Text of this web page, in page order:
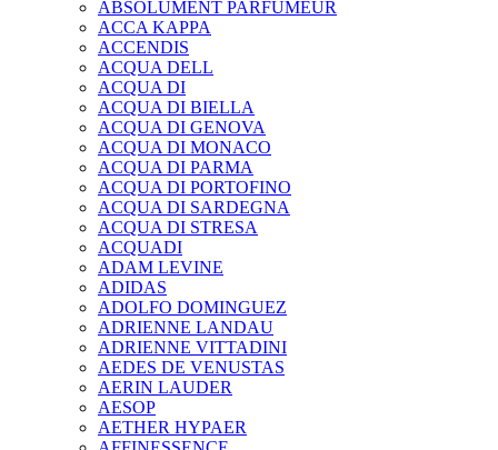
ABSOLUMENT PARFUMEUR
ACCA KAPPA
ACCENDIS
ACQUA DELL
ACQUA DI
ACQUA DI BIELLA
ACQUA DI GENOVA
ACQUA DI MONACO
ACQUA DI PARMA
ACQUA DI PORTOFINO
ACQUA DI SARDEGNA
ACQUA DI STRESA
ACQUADI
ADAM LEVINE
ADIDAS
ADOLFO DOMINGUEZ
ADRIENNE LANDAU
ADRIENNE VITTADINI
AEDES DE VENUSTAS
AERIN LAUDER
AESOP
AETHER HYPAER